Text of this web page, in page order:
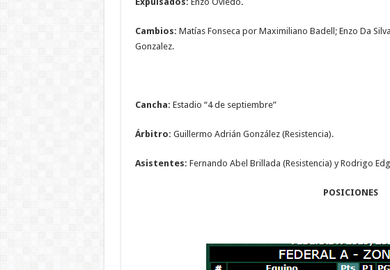
Cambios: Matías Fonseca por Maximiliano Badell; Enzo Da
Gonzalez.
Cancha: Estadio “4 de septiembre”
Árbitro: Guillermo Adrián González (Resistencia).
Asistentes: Fernando Abel Brillada (Resistencia) y Rodrigo
POSICIONES